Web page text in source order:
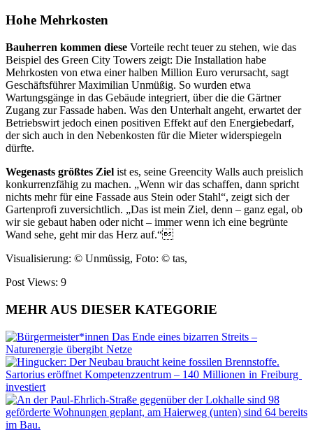
Hohe Mehrkosten
Bauherren kommen diese Vorteile recht teuer zu stehen, wie das
Beispiel des Green City Towers zeigt: Die Installation habe
Mehrkosten von etwa einer halben Million Euro verursacht, sagt
Geschäftsführer Maximilian Unmüßig. So wurden etwa
Wartungsgänge in das Gebäude integriert, über die die Gärtner
Zugang zur Fassade haben. Was den Unterhalt angeht, erwartet der
Betriebswirt jedoch einen positiven Effekt auf den Energiebedarf,
der sich auch in den Nebenkosten für die Mieter widerspiegeln
dürfte.
Wegenasts größtes Ziel ist es, seine Greencity Walls auch preislich
konkurrenzfähig zu machen. „Wenn wir das schaffen, dann spricht
nichts mehr für eine Fassade aus Stein oder Stahl“, zeigt sich der
Gartenprofi zuversichtlich. „Das ist mein Ziel, denn – ganz egal, ob
wir sie gebaut haben oder nicht – immer wenn ich eine begrünte
Wand sehe, geht mir das Herz auf.“
Visualisierung: © Unmüssig, Foto: © tas,
Post Views: 9
MEHR AUS DIESER KATEGORIE
Das Ende eines bizarren Streits –
Naturenergie übergibt Netze
Sartorius eröffnet Kompetenzzentrum – 140 Millionen in Freiburg
investiert